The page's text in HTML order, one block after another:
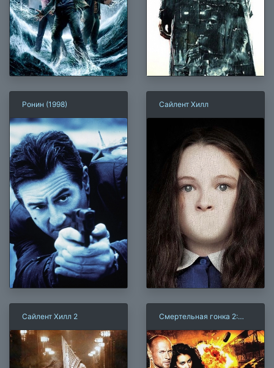
Ронин (1998) Сайлент Хилл
Сайлент Хилл 2
Смертельная гонка 2: